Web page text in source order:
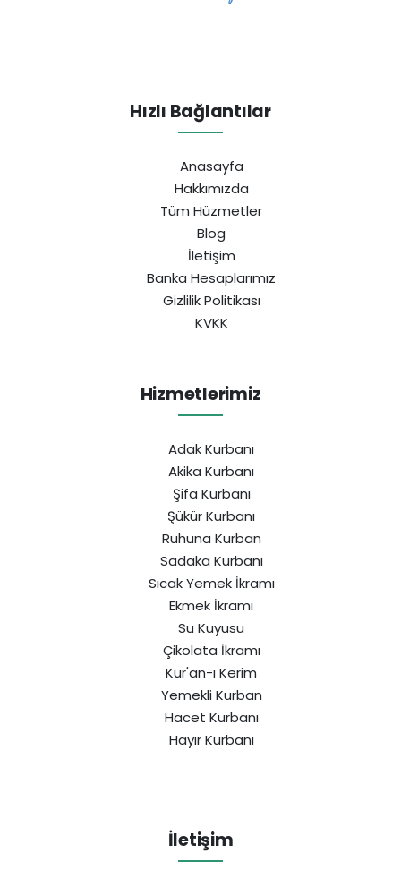
Hızlı Bağlantılar
Anasayfa
Hakkımızda
Tüm Hüzmetler
Blog
İletişim
Banka Hesaplarımız
Gizlilik Politikası
KVKK
Hizmetlerimiz
Adak Kurbanı
Akika Kurbanı
Şifa Kurbanı
Şükür Kurbanı
Ruhuna Kurban
Sadaka Kurbanı
Sıcak Yemek İkramı
Ekmek İkramı
Su Kuyusu
Çikolata İkramı
Kur'an-ı Kerim
Yemekli Kurban
Hacet Kurbanı
Hayır Kurbanı
İletişim